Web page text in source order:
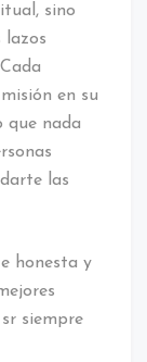
sino
lazos
en su
que nada
las
honesta y
siempre